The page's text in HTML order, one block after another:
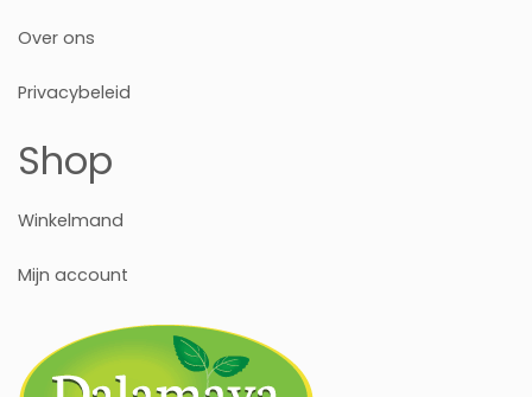
Over ons
Privacybeleid
Shop
Winkelmand
Mijn account